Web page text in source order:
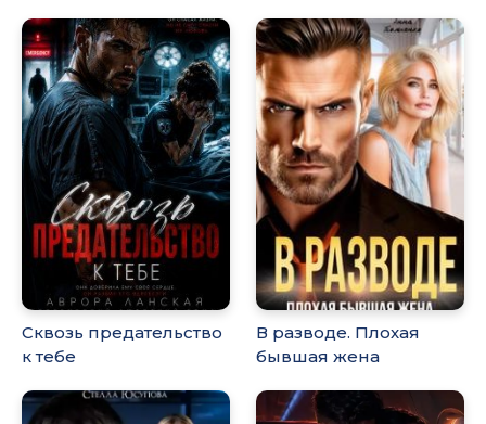
Сквозь предательство
к тебе
В разводе. Плохая
бывшая жена